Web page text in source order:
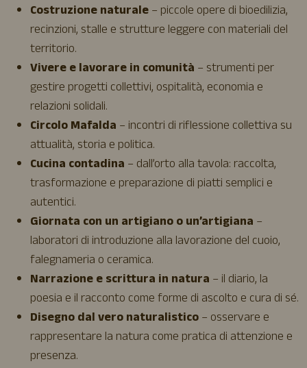
Costruzione naturale– piccole opere di bioedilizia,
recinzioni, stalle e strutture leggere con materiali del
territorio.
Vivere e lavorare in comunità – strumenti per
gestire progetti collettivi, ospitalità, economia e
relazioni solidali.
Circolo Mafalda – incontri di riflessione collettiva su
attualità, storia e politica.
Cucina contadina – dall’orto alla tavola: raccolta,
trasformazione e preparazione di piatti semplici e
autentici.
Giornata con un artigiano o un’artigiana –
laboratori di introduzione alla lavorazione del cuoio,
falegnameria o ceramica.
Narrazione e scrittura in natura – il diario, la
poesia e il racconto come forme di ascolto e cura di sé.
Disegno dal vero naturalistico– osservare e
rappresentare la natura come pratica di attenzione e
presenza.